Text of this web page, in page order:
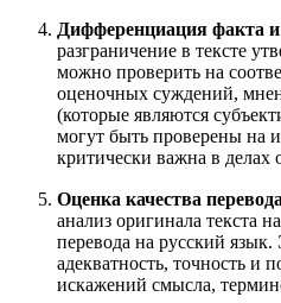
Дифференциация факта
разграничение в тексте
можно проверить на
оценочных суждений,
(которые являются
могут быть проверены на
критически важна в делах
Оценка качества
анализ оригинала текста
перевода на русский язык.
адекватность, точность и
искажений смысла,